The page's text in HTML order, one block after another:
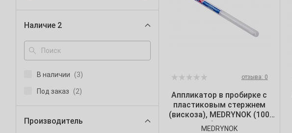
Наличие 2
В наличии (3)
Под заказ (2)
Производитель
отзыва: 0
Аппликатор в пробирке с
пластиковым стержнем
(вискоза), MEDRYNOK (100
шт./уп.) МіNLD601
MEDRYNOK